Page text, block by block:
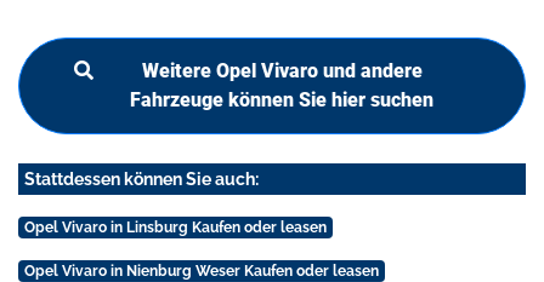
Weitere Opel Vivaro und andere
Fahrzeuge können Sie hier suchen
Stattdessen können Sie auch:
Opel Vivaro in Linsburg Kaufen oder leasen
Opel Vivaro in Nienburg Weser Kaufen oder leasen